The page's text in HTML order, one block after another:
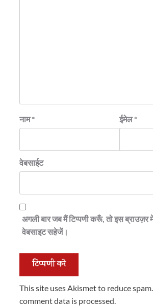
नाम* ईमेल*
वेबसाईट
अगली बार जब मैं टिप्पणी करूँ, तो इस ब्राउज़र
वेबसाइट सहेजें।
This site uses Akismet to reduce spam.
comment data is processed.